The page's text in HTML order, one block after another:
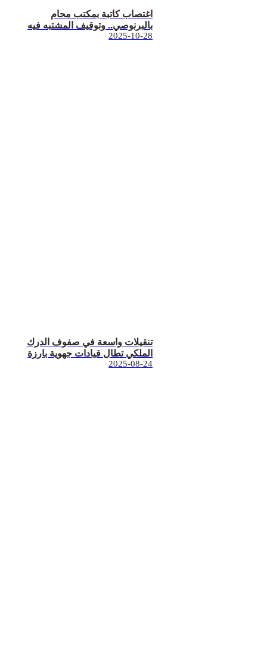
اغتصاب كاتبة بمكتب محام
بالبرنوصي.. وتوقيف المشتبه فيه
2025-10-28
تنقيلات واسعة في صفوف الدرك
الملكي تطال قيادات جهوية بارزة
2025-08-24